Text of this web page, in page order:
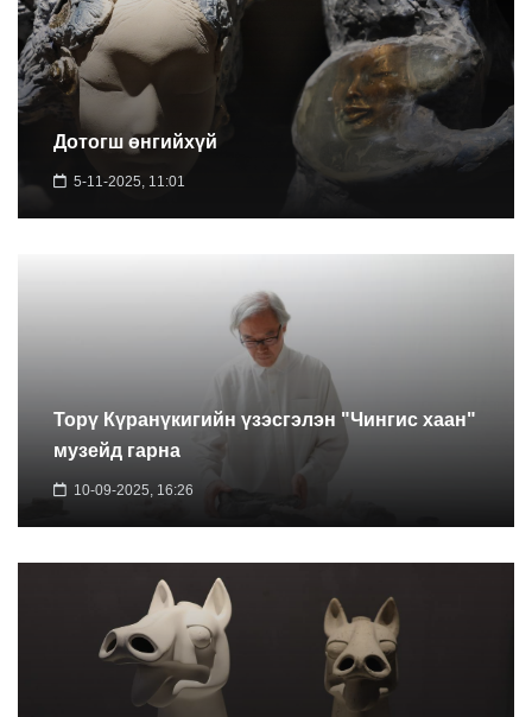
Дотогш өнгийхүй
5-11-2025, 11:01
Торү Күранүкигийн үзэсгэлэн "Чингис хаан"
музейд гарна
10-09-2025, 16:26